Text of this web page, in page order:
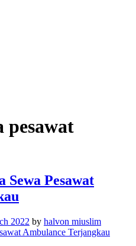
pesawat
Pesawat
2022 by halvon miuslim